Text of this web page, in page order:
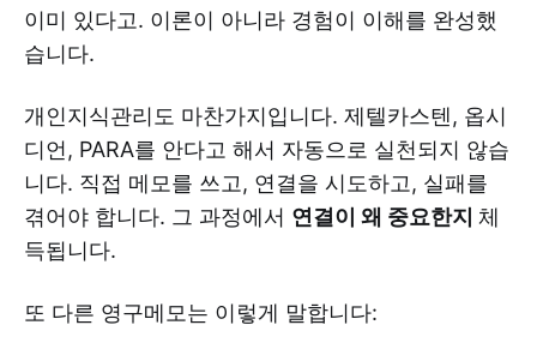
이미 있다고. 이론이 아니라 경험이 이해를 완성했
습니다.
개인지식관리도 마찬가지입니다. 제텔카스텐, 옵시
디언, PARA를 안다고 해서 자동으로 실천되지 않습
니다. 직접 메모를 쓰고, 연결을 시도하고, 실패를
겪어야 합니다. 그 과정에서 연결이 왜 중요한지 체
득됩니다.
또 다른 영구메모는 이렇게 말합니다: